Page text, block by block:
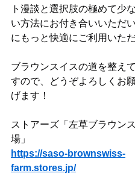
ト漫談と選択肢の極めて少
い方法にお付き合いいただ
にもっと快適にご利用いた
ブラウンスイスの道を整え
すので、どうぞよろしくお
げます！
ストアーズ「左草ブラウン
場」
https://saso-brownswiss-
farm.stores.jp/